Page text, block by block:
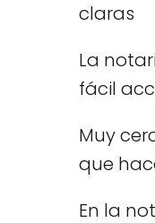
claras
La
fácil
Muy
que
En la